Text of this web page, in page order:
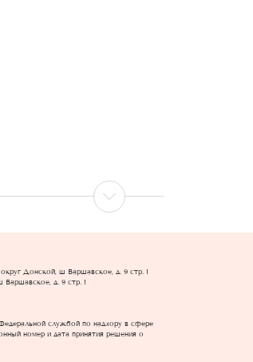
Донской, ш Варшавское, д. 9 стр. 1
Варшавское, д. 9 стр. 1
службой по надзору в сфере
номер и дата принятия решения о